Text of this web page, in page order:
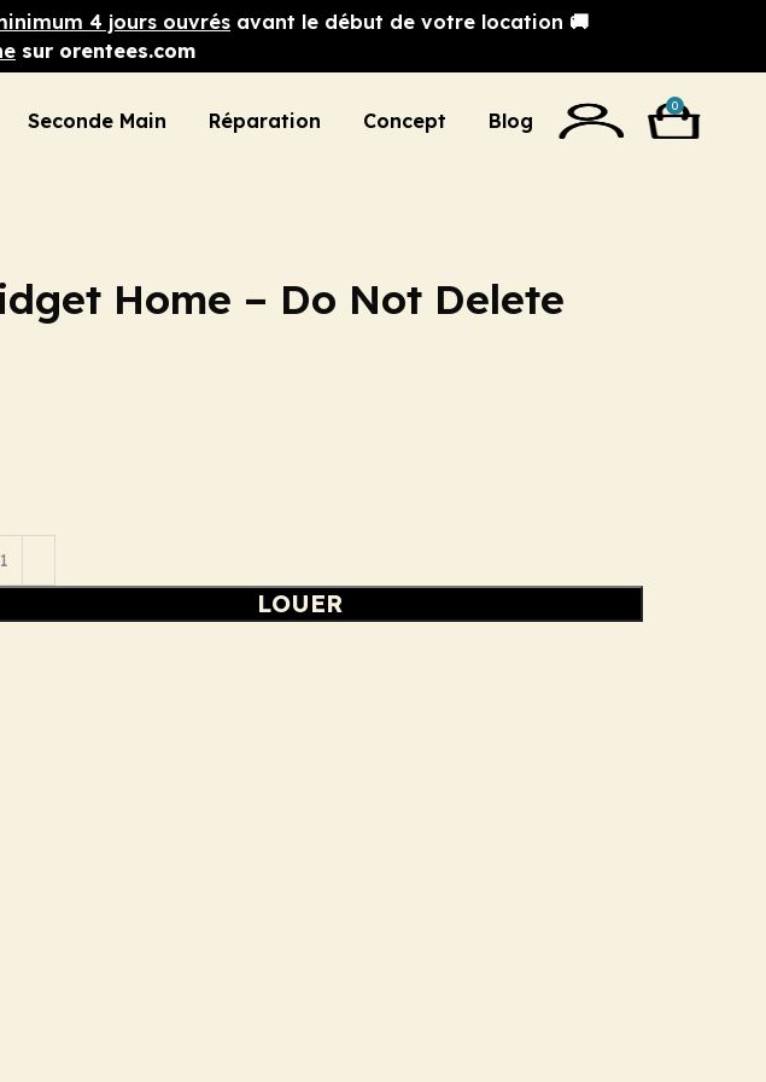
4 jours ouvrés avant le début de votre location 🚚
sur orentees.com
Seconde Main Réparation Concept Blog
0
Home – Do Not Delete
LOUER